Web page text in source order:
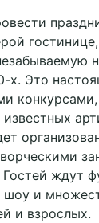
х. Это
Гостей ждут
шоу и
и взрослых.